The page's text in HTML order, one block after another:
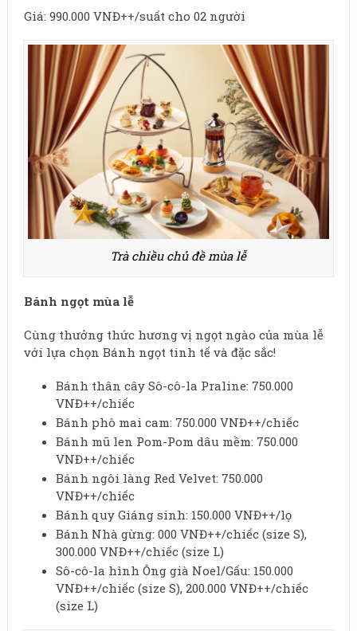
Giá: 990.000 VNĐ++/suất cho 02 người
Trà chiều chủ đề mùa lễ
Bánh ngọt mùa lễ
Cùng thưởng thức hương vị ngọt ngào của mùa lễ
với lựa chọn Bánh ngọt tinh tế và đặc sắc!
Bánh thân cây Sô-cô-la Praline: 750.000
VNĐ++/chiếc
Bánh phô mai cam: 750.000 VNĐ++/chiếc
Bánh mũ len Pom-Pom dâu mềm: 750.000
VNĐ++/chiếc
Bánh ngôi làng Red Velvet: 750.000
VNĐ++/chiếc
Bánh quy Giáng sinh: 150.000 VNĐ++/lọ
Bánh Nhà gừng: 000 VNĐ++/chiếc (size S),
300.000 VNĐ++/chiếc (size L)
Sô-cô-la hình Ông già Noel/Gấu: 150.000
VNĐ++/chiếc (size S), 200.000 VNĐ++/chiếc
(size L)